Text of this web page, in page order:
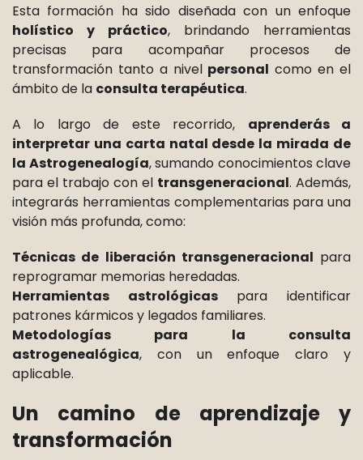
Esta formación ha sido diseñada con un enfoque
holístico y práctico, brindando herramientas
precisas para acompañar procesos de
transformación tanto a nivel personal como en el
ámbito de la consulta terapéutica.
A lo largo de este recorrido, aprenderás a
interpretar una carta natal desde la mirada de
la Astrogenealogía, sumando conocimientos clave
para el trabajo con el transgeneracional. Además,
integrarás herramientas complementarias para una
visión más profunda, como:
Técnicas de liberación transgeneracional para
reprogramar memorias heredadas.
Herramientas astrológicaspara identificar
patrones kármicos y legados familiares.
Metodologías para la consulta
astrogenealógica, con un enfoque claro y
aplicable.
Un camino de aprendizaje y
transformación